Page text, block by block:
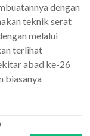
dengan
teknik serat
melalui
terlihat
abad ke-26
biasanya